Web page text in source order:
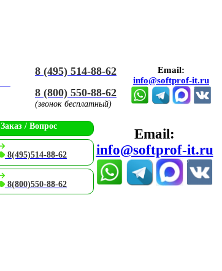
8 (495) 514-88-62
8 (800) 550-88-62
(звонок бесплатный)
Email:
info@softprof-it.ru
Заказ / Вопрос
8(495)514-88-62
8(800)550-88-62
Email:
info@softprof-it.ru